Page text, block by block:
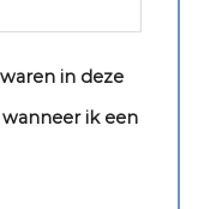
in deze
ik een